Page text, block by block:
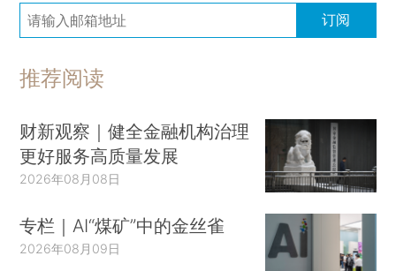
订阅
推荐阅读
财新观察｜健全金融机构治理
更好服务高质量发展
2026年08月08日
专栏｜AI“煤矿”中的金丝雀
2026年08月09日